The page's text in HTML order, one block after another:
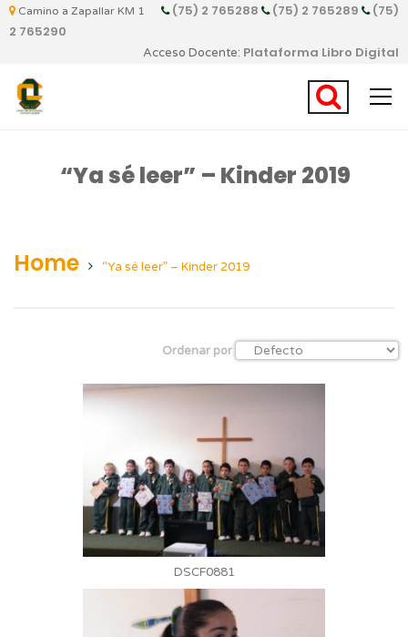
Camino a Zapallar KM 1 (75) 2 765288 (75) 2 765289
(75)
2 765290
Acceso Docente: Plataforma Libro Digital
“Ya sé leer” – Kinder 2019
Home “Ya sé leer” – Kinder 2019
Ordenar por
DSCF0881